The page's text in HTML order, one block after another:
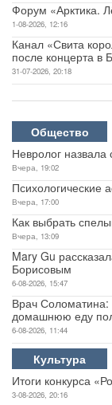
Форум «Арктика.
1-08-2026, 12:16
Канал «Свита
после концерта в
31-07-2026, 20:18
Общество
Невролог назвала
Вчера, 19:02
Психологические
Вчера, 17:00
Как выбрать
Вчера, 13:09
Mary Gu
Борисовым
6-08-2026, 15:47
Врач Соломатина:
домашнюю еду
6-08-2026, 11:44
Культура
Итоги конкурса
3-08-2026, 20:16